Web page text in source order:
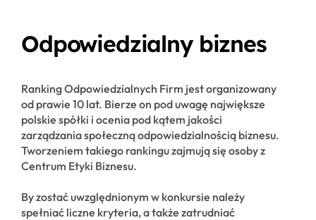
Odpowiedzialny biznes
Ranking Odpowiedzialnych Firm jest organizowany
od prawie 10 lat. Bierze on pod uwagę największe
polskie spółki i ocenia pod kątem jakości
zarządzania społeczną odpowiedzialnością biznesu.
Tworzeniem takiego rankingu zajmują się osoby z
Centrum Etyki Biznesu.
By zostać uwzględnionym w konkursie należy
spełniać liczne kryteria, a także zatrudniać